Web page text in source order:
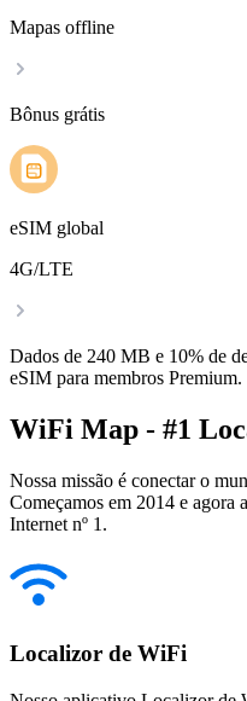
Mapas offline
Bônus grátis
eSIM global
4G/LTE
Dados de 240 MB e 10% de
eSIM para membros Premium.
WiFi Map - #1
Nossa missão é conectar o
Começamos em 2014 e agora
Internet nº 1.
Localizor de WiFi